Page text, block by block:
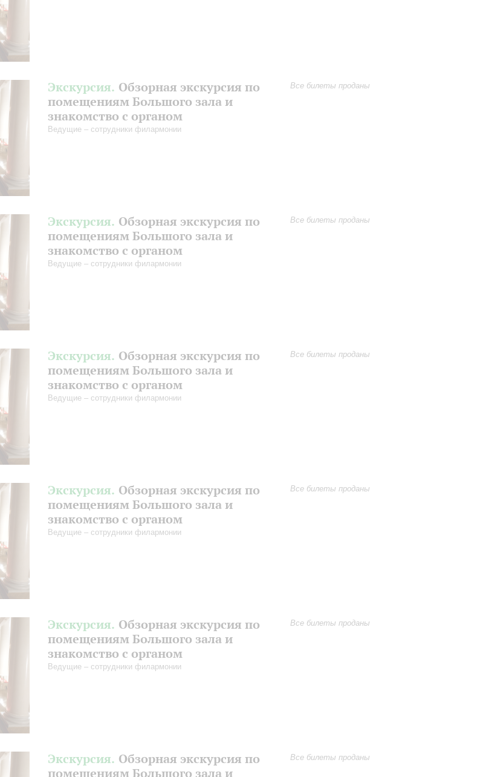
Экскурсия. Обзорная экскурсия по
помещениям Большого зала и
знакомство с органом
Ведущие – сотрудники филармонии
Все билеты проданы
Экскурсия. Обзорная экскурсия по
помещениям Большого зала и
знакомство с органом
Ведущие – сотрудники филармонии
Все билеты проданы
Экскурсия. Обзорная экскурсия по
помещениям Большого зала и
знакомство с органом
Ведущие – сотрудники филармонии
Все билеты проданы
Экскурсия. Обзорная экскурсия по
помещениям Большого зала и
знакомство с органом
Ведущие – сотрудники филармонии
Все билеты проданы
Экскурсия. Обзорная экскурсия по
помещениям Большого зала и
знакомство с органом
Ведущие – сотрудники филармонии
Все билеты проданы
Экскурсия. Обзорная экскурсия по
помещениям Большого зала и
Все билеты проданы